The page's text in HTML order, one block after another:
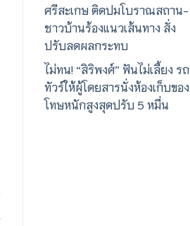
ศรีสะเกษ ติดปมโบราณสถาน-
ชาวบ้านร้องแนวเส้นทาง สั่ง
ปรับลดผลกระทบ
ไม่ทน! “สิริพงศ์” ฟันไม่เลี้ยง รถ
ทัวร์ให้ผู้โดยสารนั่งห้องเก็บของ
โทษหนักสูงสุดปรับ 5 หมื่น